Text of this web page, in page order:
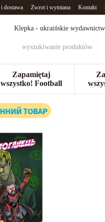
i dostawa Zwrot i wymiana Kontakt
Klepka - ukraińskie
Zapamiętaj
wszystko! Football